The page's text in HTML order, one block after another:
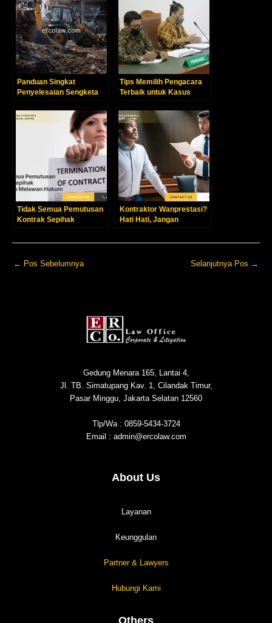
Panduan Singkat
Penyelesaian Sengketa
Tips Memilih Pengacara
Terbaik untuk Kasus
Tidak Semua Pemutusan
Kontrak Sepihak
Kontraktor Wanprestasi?
Hati Hati, Jangan
← Pos Sebelumnya Selanjutnya Pos →
Gedung Menara 165, Lantai 4,
Jl. TB. Simatupang Kav. 1, Cilandak Timur,
Pasar Minggu, Jakarta Selatan 12560
Tlp/Wa : 0859-5434-3724
Email : admin@ercolaw.com
About Us
Layanan
Keunggulan
Partner & Lawyers
Hubungi Kami
Others